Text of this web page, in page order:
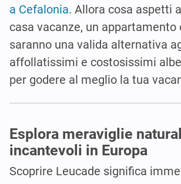
a Cefalonia. Allora cosa aspetti
casa vacanze, un appartamento
saranno una valida alternativa
affollatissimi e costosissimi
per godere al meglio la tua
Esplora meraviglie
incantevoli in Europa
Scoprire Leucade significa